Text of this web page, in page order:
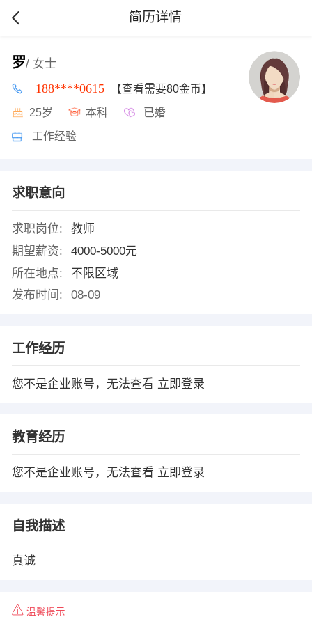
简历详情
罗/ 女士
188****0615 【查看需要80金币】
25岁 本科 已婚
工作经验
求职意向
求职岗位:
教师
期望薪资:
4000-5000元
所在地点:
不限区域
发布时间:
08-09
工作经历
您不是企业账号，无法查看 立即登录
教育经历
您不是企业账号，无法查看 立即登录
自我描述
真诚
温馨提示